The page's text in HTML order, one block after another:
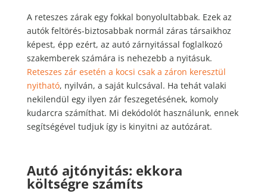
A reteszes zárak egy fokkal bonyolultabbak. Ezek az
autók feltörés-biztosabbak normál záras társaikhoz
képest, épp ezért, az autó zárnyitással foglalkozó
szakemberek számára is nehezebb a nyitásuk.
Reteszes zár esetén a kocsi csak a záron keresztül
nyitható, nyilván, a saját kulcsával. Ha tehát valaki
nekilendül egy ilyen zár feszegetésének, komoly
kudarcra számíthat. Mi dekódolót használunk, ennek
segítségével tudjuk így is kinyitni az autózárat.
Autó ajtónyitás: ekkora
költségre számíts